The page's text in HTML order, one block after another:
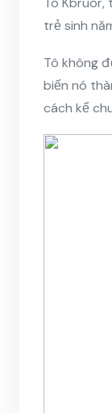
trẻ sinh
Tô không
biến nó
cách kể